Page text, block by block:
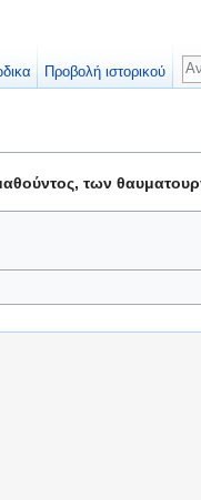
των
Προβολή ιστορικού